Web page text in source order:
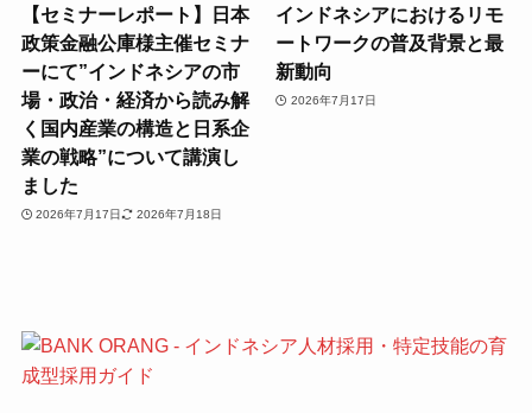
【セミナーレポート】日本
政策金融公庫様主催セミナ
ーにて”インドネシアの市
場・政治・経済から読み解
く国内産業の構造と日系企
業の戦略”について講演し
ました
2026年7月17日 2026年7月18日
インドネシアにおけるリモ
ートワークの普及背景と最
新動向
2026年7月17日